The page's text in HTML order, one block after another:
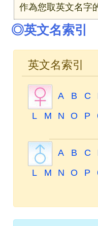
作為您取英文名字
◎英文名索引
英文名索引
A B C
L
M N O P
A B C
L
M N O P